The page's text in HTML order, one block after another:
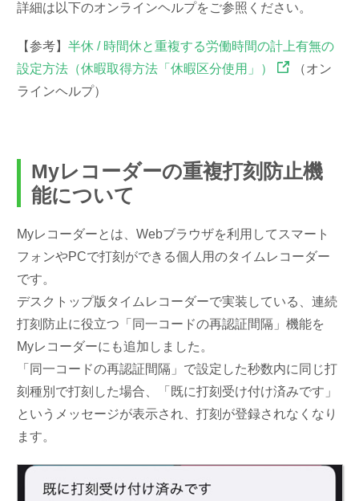
詳細は以下のオンラインヘルプをご参照ください。
【参考】半休 / 時間休と重複する労働時間の計上有無の
設定方法（休暇取得方法「休暇区分使用」）
（オン
ラインヘルプ）
Myレコーダーの重複打刻防止機
能について
Myレコーダーとは、Webブラウザを利用してスマート
フォンやPCで打刻ができる個人用のタイムレコーダー
です。
デスクトップ版タイムレコーダーで実装している、連続
打刻防止に役立つ「同一コードの再認証間隔」機能を
Myレコーダーにも追加しました。
「同一コードの再認証間隔」で設定した秒数内に同じ打
刻種別で打刻した場合、「既に打刻受け付け済みです」
というメッセージが表示され、打刻が登録されなくなり
ます。